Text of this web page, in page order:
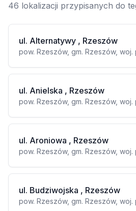
46 lokalizacji przypisanych do
ul. Alternatywy , Rzeszów
pow. Rzeszów, gm. Rzeszów,
ul. Anielska , Rzeszów
pow. Rzeszów, gm. Rzeszów,
ul. Aroniowa , Rzeszów
pow. Rzeszów, gm. Rzeszów,
ul. Budziwojska , Rzeszów
pow. Rzeszów, gm. Rzeszów,